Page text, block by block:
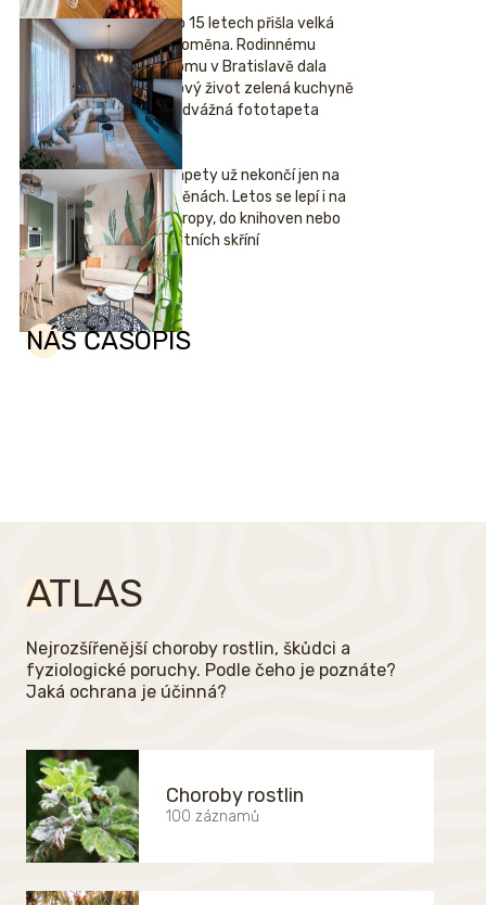
Po 15 letech přišla velká
proměna. Rodinnému
domu v Bratislavě dala
nový život zelená kuchyně
i odvážná fototapeta
Tapety už nekončí jen na
stěnách. Letos se lepí i na
stropy, do knihoven nebo
šatních skříní
NÁŠ ČASOPIS
ATLAS
Nejrozšířenější choroby rostlin, škůdci a
fyziologické poruchy. Podle čeho je poznáte?
Jaká ochrana je účinná?
Choroby rostlin
100 záznamů